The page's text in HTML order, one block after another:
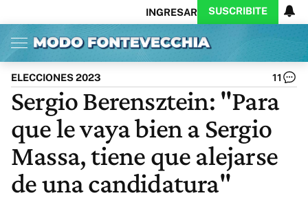
INGRESAR SUSCRIBITE
Inicio Ahora
Opinión
Política
Ciencia
Cultura
Arte
Educación
Internacional
Deportes
CARAS
Exitoina
Turismo
Videos
Córdoba
Reperfilar
Business
Noticias
Caras
Actualidad
ELECCIONES 2023 11
Sergio Berensztein: "Para
que le vaya bien a Sergio
Massa, tiene que alejarse
de una candidatura"